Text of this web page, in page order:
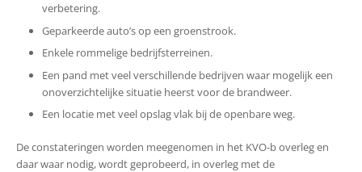
verbetering.
Geparkeerde auto’s op een groenstrook.
Enkele rommelige bedrijfsterreinen.
Een pand met veel verschillende bedrijven waar mogelijk een
onoverzichtelijke situatie heerst voor de brandweer.
Een locatie met veel opslag vlak bij de openbare weg.
De constateringen worden meegenomen in het KVO-b overleg en
daar waar nodig, wordt geprobeerd, in overleg met de